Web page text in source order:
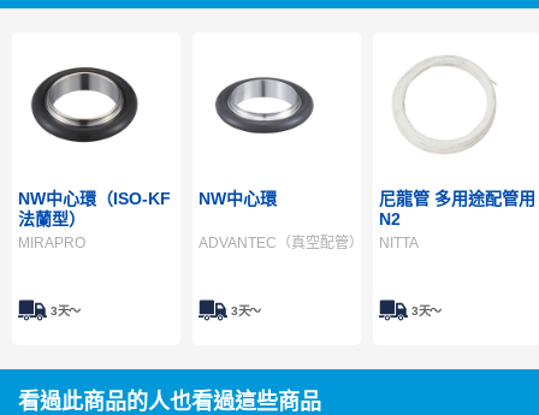
NW中心環（ISO-KF
法蘭型）
MIRAPRO
3天～
NW中心環
ADVANTEC（真空配管）
3天～
尼龍管 多用途配管用
N2
NITTA
3天～
看過此商品的人也看過這些商品